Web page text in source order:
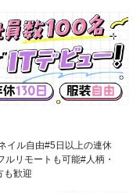
イル自由#5日以上の連休
リモートも可能#人柄・
も歓迎